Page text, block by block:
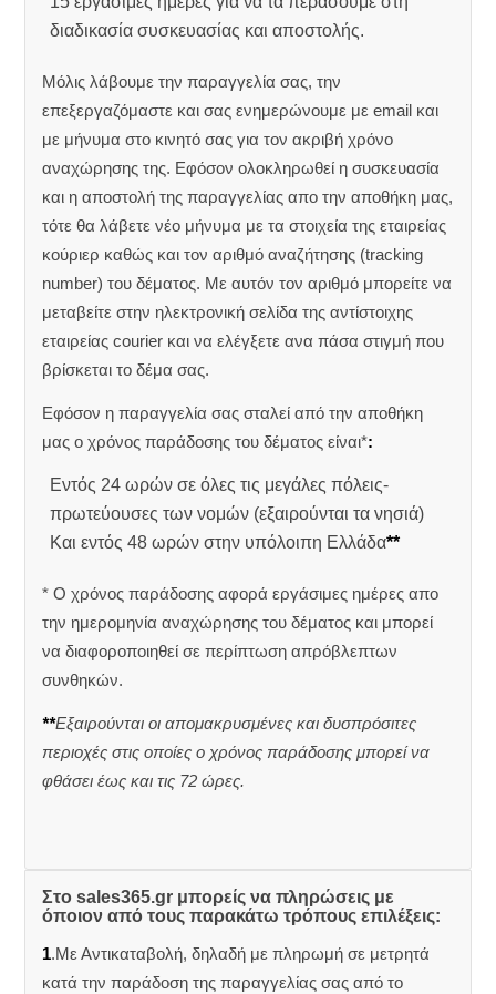
διαδικασία συσκευασίας και αποστολής.
Μόλις λάβουμε την παραγγελία σας, την
επεξεργαζόμαστε και σας ενημερώνουμε με email και
με μήνυμα στο κινητό σας για τον ακριβή χρόνο
αναχώρησης της. Εφόσον ολοκληρωθεί η συσκευασία
και η αποστολή της παραγγελίας απο την αποθήκη μας,
τότε θα λάβετε νέο μήνυμα με τα στοιχεία της εταιρείας
κούριερ καθώς και τον αριθμό αναζήτησης (tracking
number) του δέματος. Με αυτόν τον αριθμό μπορείτε να
μεταβείτε στην ηλεκτρονική σελίδα της αντίστοιχης
εταιρείας courier και να ελέγξετε ανα πάσα στιγμή που
βρίσκεται το δέμα σας.
Εφόσον η παραγγελία σας σταλεί από την αποθήκη
μας ο χρόνος παράδοσης του δέματος είναι*:
Εντός 24 ωρών σε όλες τις μεγάλες πόλεις-
πρωτεύουσες των νομών (εξαιρούνται τα νησιά)
Και εντός 48 ωρών στην υπόλοιπη Ελλάδα**
* Ο χρόνος παράδοσης αφορά εργάσιμες ημέρες απο
την ημερομηνία αναχώρησης του δέματος και μπορεί
να διαφοροποιηθεί σε περίπτωση απρόβλεπτων
συνθηκών.
**Εξαιρούνται οι απομακρυσμένες και δυσπρόσιτες
περιοχές στις οποίες ο χρόνος παράδοσης μπορεί να
φθάσει έως και τις 72 ώρες.
Στο sales365.gr μπορείς να πληρώσεις με
όποιον από τους παρακάτω τρόπους επιλέξεις:
1.Με Αντικαταβολή, δηλαδή με πληρωμή σε μετρητά
κατά την παράδοση της παραγγελίας σας από το